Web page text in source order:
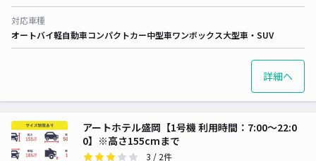
対応車種
オートバイ軽自動車コンパクトカー中型車ワンボックス大型車・SUV
詳細へ
アートホテル盛岡【1号機 利用時間：7:00～22:0
0】※高さ155cmまで
3 / 2件